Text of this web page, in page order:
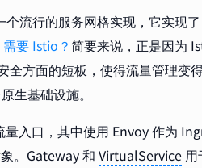
流行的服务网格实现，它实现
要 Istio？简要来说，正是因为
全方面的短板，使得流量管理变
生基础设施。
量入口，其中使用 Envoy 作为
。Gateway 和 VirtualService